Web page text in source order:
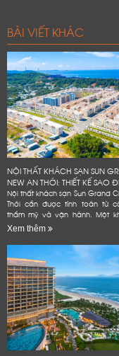
BÀI VIẾT KHÁC
NỘI THẤT KHÁCH SẠN SUN
NEW AN THỚI: THIẾT KẾ SAO
Nội thất khách sạn Sun Grand
Thới cần được tính toán từ
thẩm mỹ và vận hành. Một
đẹp có thể tạo ấn tượng ban
nhiên, khách sạn còn...
Xem thêm